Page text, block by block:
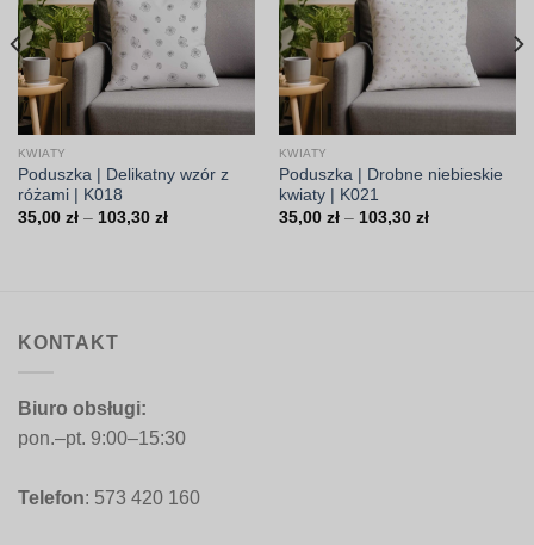
KWIATY
Poduszka | Delikatny wzór z
różami | K018
35,00 zł – 103,30 złZakres
KWIATY
Poduszka | Drobne niebieskie
kwiaty | K021
35,00 zł – 103,30 złZakres
KONTAKT
Biuro obsługi:
pon.–pt. 9:00–15:30
Telefon: 573 420 160